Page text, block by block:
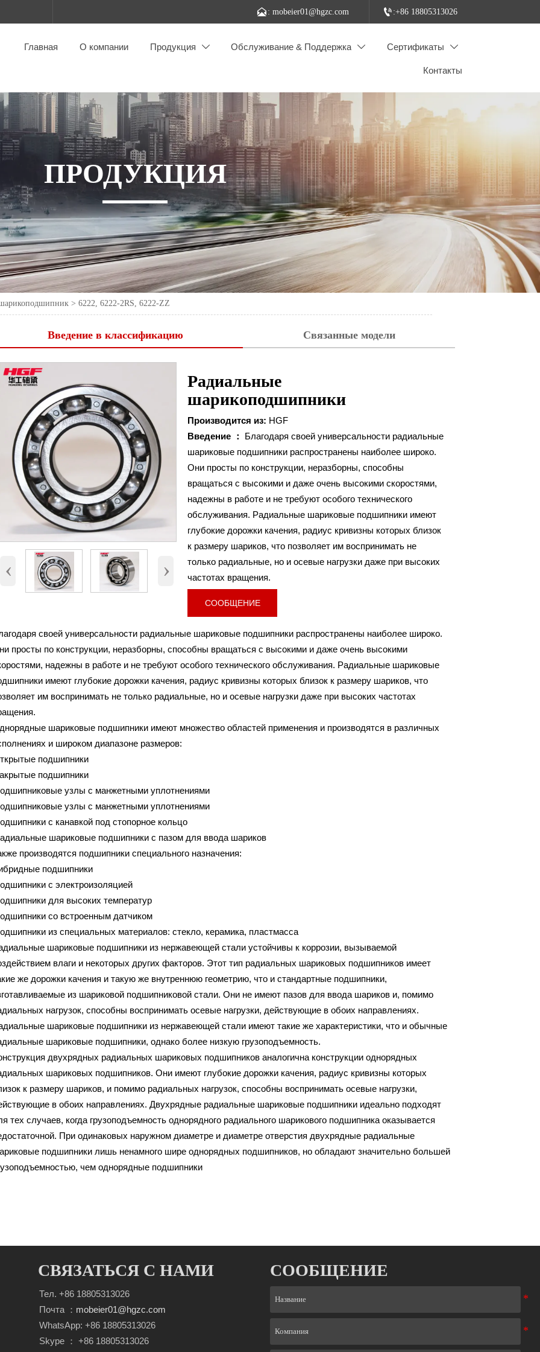
: mobeier01@hgzc.com :+86 18805313026
Главная О компании Продукция  Обслуживание & Поддержка  Сертификаты 
Контакты
ПРОДУКЦИЯ
>6222, 6222-2RS, 6222-ZZ
Введение в классификацию Связанные модели
‹ ›
Радиальные
шарикоподшипники
Производится из: HGF
Введение ：
Благодаря своей универсальности радиальные
шариковые подшипники распространены наиболее широко.
Они просты по конструкции, неразборны, способны
вращаться с высокими и даже очень высокими скоростями,
надежны в работе и не требуют особого технического
обслуживания. Радиальные шариковые подшипники имеют
глубокие дорожки качения, радиус кривизны которых близок
к размеру шариков, что позволяет им воспринимать не
только радиальные, но и осевые нагрузки даже при высоких
частотах вращения.
СООБЩЕНИЕ
своей универсальности радиальные шариковые подшипники распространены наиболее широко.
просты по конструкции, неразборны, способны вращаться с высокими и даже очень высокими
надежны в работе и не требуют особого технического обслуживания. Радиальные шариковые
имеют глубокие дорожки качения, радиус кривизны которых близок к размеру шариков, что
им воспринимать не только радиальные, но и осевые нагрузки даже при высоких частотах
шариковые подшипники имеют множество областей применения и производятся в различных
и широком диапазоне размеров:
подшипники
подшипники
узлы с манжетными уплотнениями
узлы с манжетными уплотнениями
с канавкой под стопорное кольцо
шариковые подшипники с пазом для ввода шариков
производятся подшипники специального назначения:
подшипники
с электроизоляцией
для высоких температур
сo встроенным датчиком
из специальных материалов: стекло, керамика, пластмасса
шариковые подшипники из нержавеющей стали устойчивы к коррозии, вызываемой
влаги и некоторых других факторов. Этот тип радиальных шариковых подшипников имеет
же дорожки качения и такую же внутреннюю геометрию, что и стандартные подшипники,
из шариковой подшипниковой стали. Они не имеют пазов для ввода шариков и, помимо
нагрузок, способны воспринимать осевые нагрузки, действующие в обоих направлениях.
шариковые подшипники из нержавеющей стали имеют такие же характеристики, что и обычные
шариковые подшипники, однако более низкую грузоподъемность.
двухрядных радиальных шариковых подшипников аналогична конструкции однорядных
шариковых подшипников. Они имеют глубокие дорожки качения, радиус кривизны которых
к размеру шариков, и помимо радиальных нагрузок, способны воспринимать осевые нагрузки,
в обоих направлениях. Двухрядные радиальные шариковые подшипники идеально подходят
тех случаев, когда грузоподъемность однорядного радиального шарикового подшипника оказывается
При одинаковых наружном диаметре и диаметре отверстия двухрядные радиальные
подшипники лишь ненамного шире однорядных подшипников, но обладают значительно большей
чем однорядные подшипники
6222, 6222-2RS, 6222-ZZ
Внутренний диаметр (d)
110 мм
Наружный диаметр (D)
200 мм.
4,64 Кг
СВЯЗАТЬСЯ С НАМИ
Тел. +86 18805313026
Почта ： mobeier01@hgzc.com
WhatsApp: +86 18805313026
Skype ： +86 18805313026
СООБЩЕНИЕ